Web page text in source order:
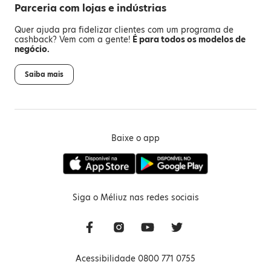
Parceria com lojas e indústrias
Quer ajuda pra fidelizar clientes com um programa de
cashback? Vem com a gente! É para todos os modelos de
negócio.
Saiba mais
Baixe o app
Siga o Méliuz nas redes sociais
Acessibilidade 0800 771 0755